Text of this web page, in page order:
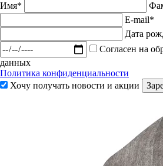
Имя*
E-mail*
Дата
Согласен на
данных
Политика конфиденциальности
Хочу получать новости и акции